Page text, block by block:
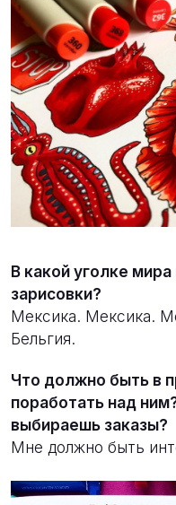
В какой уголке
зарисовки?
Мексика. Мексика.
Бельгия.
Что должно быть в
поработать над
выбираешь заказы?
Мне должно быть